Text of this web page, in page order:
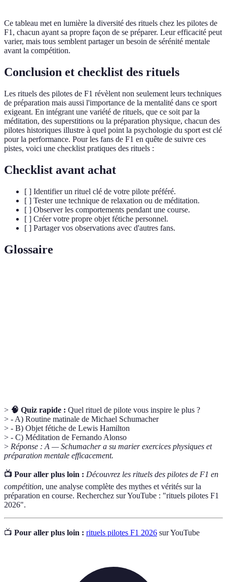
Ce tableau met en lumière la diversité des rituels chez les pilotes de
F1, chacun ayant sa propre façon de se préparer. Leur efficacité peut
varier, mais tous semblent partager un besoin de sérénité mentale
avant la compétition.
Conclusion et checklist des rituels
Les rituels des pilotes de F1 révèlent non seulement leurs techniques
de préparation mais aussi l'importance de la mentalité dans ce sport
exigeant. En intégrant une variété de rituels, que ce soit par la
méditation, des superstitions ou la préparation physique, chacun des
pilotes historiques illustre à quel point la psychologie du sport est clé
pour la performance. Pour les fans de F1 en quête de suivre ces
pistes, voici une checklist pratiques des rituels :
Checklist avant achat
[ ] Identifier un rituel clé de votre pilote préféré.
[ ] Tester une technique de relaxation ou de méditation.
[ ] Observer les comportements pendant une course.
[ ] Créer votre propre objet fétiche personnel.
[ ] Partager vos observations avec d'autres fans.
Glossaire
> 🧠 Quiz rapide : Quel rituel de pilote vous inspire le plus ?
> - A) Routine matinale de Michael Schumacher
> - B) Objet fétiche de Lewis Hamilton
> - C) Méditation de Fernando Alonso
> Réponse : A — Schumacher a su marier exercices physiques et
préparation mentale efficacement.
📺 Pour aller plus loin : Découvrez les rituels des pilotes de F1 en
compétition, une analyse complète des mythes et vérités sur la
préparation en course. Recherchez sur YouTube : "rituels pilotes F1
2026".
📺 Pour aller plus loin : rituels pilotes F1 2026 sur YouTube